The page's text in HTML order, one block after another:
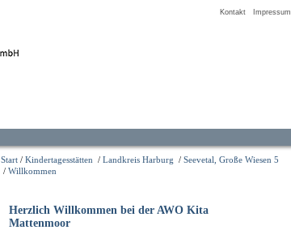
Kontakt Impressum
Start / Kindertagesstätten / Landkreis Harburg / Seevetal, Große Wiesen 5
/ Willkommen
Herzlich Willkommen bei der AWO Kita
Mattenmoor